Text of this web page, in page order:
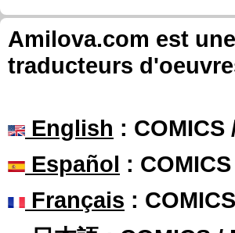
Amilova.com est
traducteurs
English : COMICS
Español :
Français :